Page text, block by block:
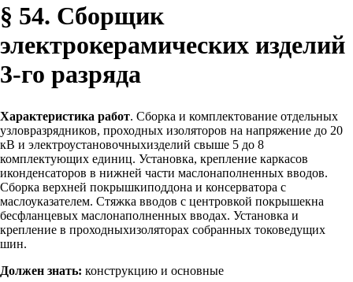
§ 54. Сборщик
электрокерамических изделий
3-го разряда
Характеристика работ. Сборка и комплектование отдельных
узловразрядников, проходных изоляторов на напряжение до 20
кВ и электроустановочныхизделий свыше 5 до 8
комплектующих единиц. Установка, крепление каркасов
иконденсаторов в нижней части маслонаполненных вводов.
Сборка верхней покрышкиподдона и консерватора с
маслоуказателем. Стяжка вводов с центровкой покрышекна
бесфланцевых маслонаполненных вводах. Установка и
крепление в проходныхизоляторах собранных токоведущих
шин.
Должен знать: конструкцию и основные